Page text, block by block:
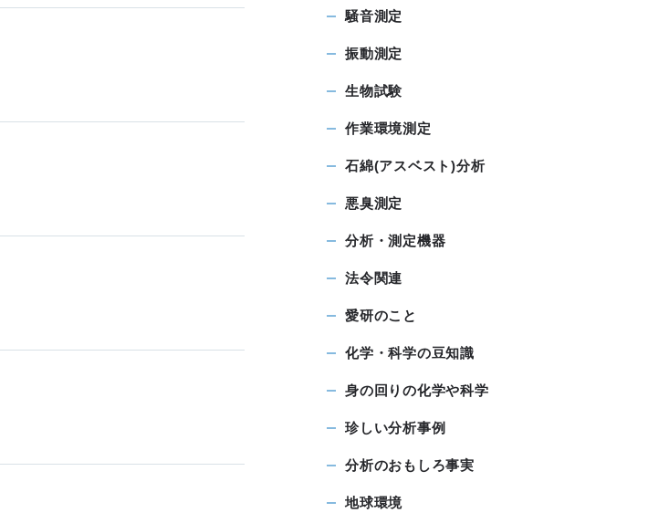
騒音測定
振動測定
生物試験
作業環境測定
石綿(アスベスト)分析
悪臭測定
分析・測定機器
法令関連
愛研のこと
化学・科学の豆知識
身の回りの化学や科学
珍しい分析事例
分析のおもしろ事実
地球環境